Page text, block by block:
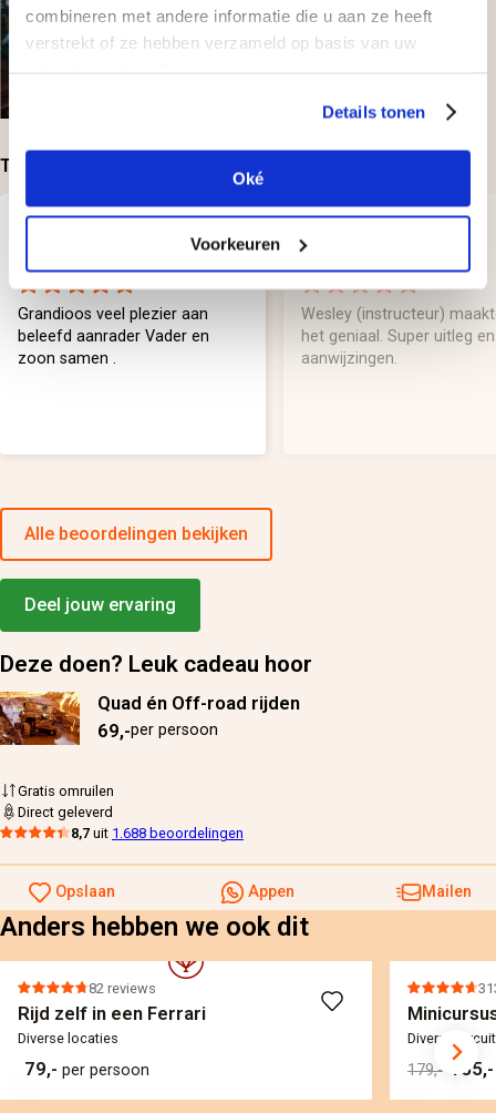
combineren met andere informatie die u aan ze heeft
verstrekt of ze hebben verzameld op basis van uw
Details tonen
Oké
Voorkeuren
Top-beoordelingen
Geplaatst door:
Grandioos veel plezier aan
beleefd aanrader Vader en
zoon samen .
Geplaatst door:
Wesley (instructeur)
het geniaal. Super uitleg en
aanwijzingen.
Alle beoordelingen bekijken
Deel jouw ervaring
Deze doen? Leuk cadeau hoor
Quad én Off-road rijden
69,-per persoon
Gratis omruilen
Direct geleverd
8,7 uit 1.688 beoordelingen
Opslaan Appen Mailen
Anders hebben we ook dit
82 reviews
Rijd zelf in een Ferrari
Diverse locaties
79,- per persoon
Diverse
179,-